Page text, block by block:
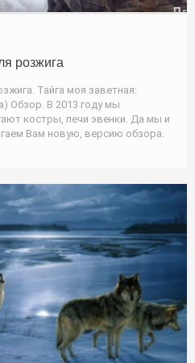
розжига
Тайга моя заветная:
Обзор. В 2013 году мы
костры, печи эвенки. Да мы и
Вам новую, версию обзора.